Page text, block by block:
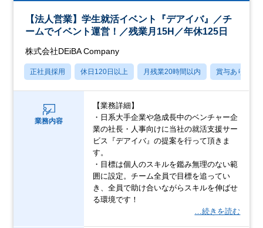
【法人営業】学生就活イベント『デアイバ』／チ
ームでイベント運営！／残業月15H／年休125日
株式会社DEiBA Company
正社員採用 休日120日以上 月残業20時間以内 賞与あり
業務内容
【業務詳細】
・日系大手企業や急成長中のベンチャー企
業の社長・人事向けに当社の就活支援サー
ビス『デアイバ』の提案を行って頂きま
す。
・目標は個人のスキルを鑑み無理のない範
囲に設定。チーム全員で目標を追ってい
き、全員で助け合いながらスキルを伸ばせ
る環境です！
…続きを読む